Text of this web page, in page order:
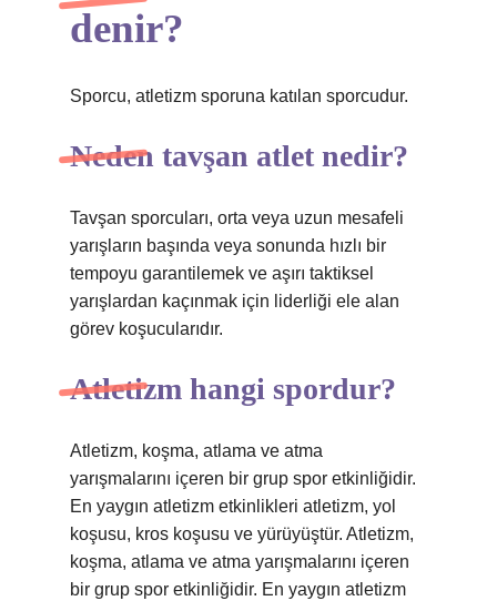
denir?
Sporcu, atletizm sporuna katılan sporcudur.
Neden tavşan atlet nedir?
Tavşan sporcuları, orta veya uzun mesafeli
yarışların başında veya sonunda hızlı bir
tempoyu garantilemek ve aşırı taktiksel
yarışlardan kaçınmak için liderliği ele alan
görev koşucularıdır.
Atletizm hangi spordur?
Atletizm, koşma, atlama ve atma
yarışmalarını içeren bir grup spor etkinliğidir.
En yaygın atletizm etkinlikleri atletizm, yol
koşusu, kros koşusu ve yürüyüştür. Atletizm,
koşma, atlama ve atma yarışmalarını içeren
bir grup spor etkinliğidir. En yaygın atletizm